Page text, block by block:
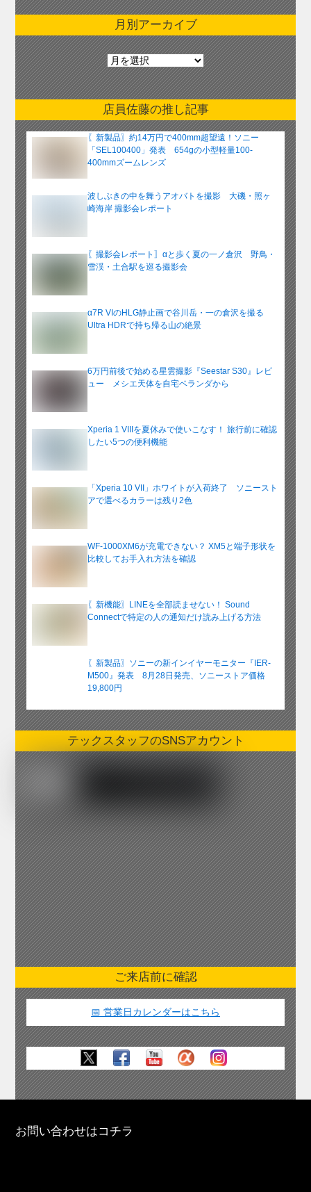
月別アーカイブ
月
別
ア
ー
カ
イ
ブ
店員佐藤の推し記事
〖新製品〗約14万円で400mm超望遠！ソニー
「SEL100400」発表 654gの小型軽量100-
400mmズームレンズ
波しぶきの中を舞うアオバトを撮影 大磯・照ヶ
崎海岸 撮影会レポート
〖撮影会レポート〗αと歩く夏の一ノ倉沢 野鳥・
雪渓・土合駅を巡る撮影会
α7R VIのHLG静止画で谷川岳・一の倉沢を撮る
Ultra HDRで持ち帰る山の絶景
6万円前後で始める星雲撮影『Seestar S30』レビ
ュー メシエ天体を自宅ベランダから
Xperia 1 VIIIを夏休みで使いこなす！ 旅行前に確認
したい5つの便利機能
「Xperia 10 VII」ホワイトが入荷終了 ソニースト
アで選べるカラーは残り2色
WF-1000XM6が充電できない？ XM5と端子形状を
比較してお手入れ方法を確認
〖新機能〗LINEを全部読ませない！ Sound
Connectで特定の人の通知だけ読み上げる方法
〖新製品〗ソニーの新インイヤーモニター『IER-
M500』発表 8月28日発売、ソニーストア価格
19,800円
テックスタッフのSNSアカウント
ご来店前に確認
📅 営業日カレンダーはこちら
お問い合わせはコチラ